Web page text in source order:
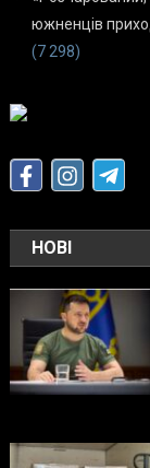
южненців
(7 298)
НОВІ